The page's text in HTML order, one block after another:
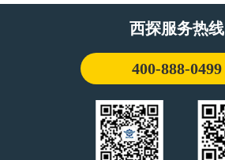
西探服务热线
400-888-0499